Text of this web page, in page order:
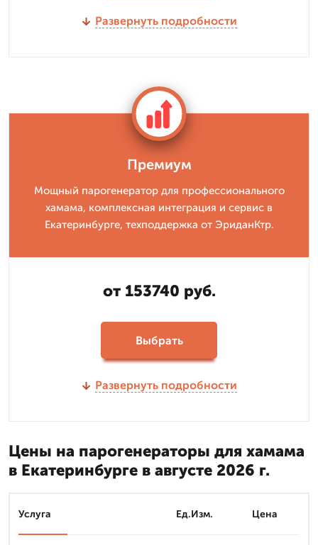
Развернуть подробности
Премиум
Мощный парогенератор для профессионального
хамама, комплексная интеграция и сервис в
Екатеринбурге, техподдержка от ЭриданКтр.
от 153740 руб.
Выбрать
Развернуть подробности
Цены на парогенераторы для хамама
в Екатеринбурге в августе 2026 г.
Услуга Ед.Изм. Цена